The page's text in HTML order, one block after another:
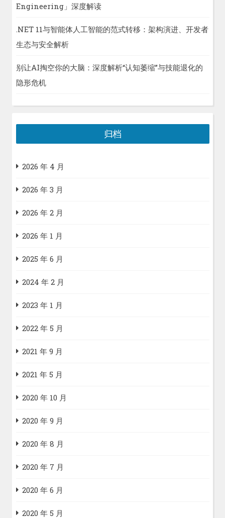
Engineering」深度解读
.NET 11与智能体人工智能的范式转移：架构演进、开发者
生态与安全解析
别让AI掏空你的大脑：深度解析“认知萎缩”与技能退化的
隐形危机
归档
2026 年 4 月
2026 年 3 月
2026 年 2 月
2026 年 1 月
2025 年 6 月
2024 年 2 月
2023 年 1 月
2022 年 5 月
2021 年 9 月
2021 年 5 月
2020 年 10 月
2020 年 9 月
2020 年 8 月
2020 年 7 月
2020 年 6 月
2020 年 5 月